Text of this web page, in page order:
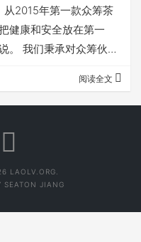
从2015年第一款众筹茶
健康和安全放在第一
。 我们秉承对众筹伙伴
，收获了优质的检测报
点击阅读，开诚布公，
阅读全文
LAOLV.ORG.
SEATON JIANG